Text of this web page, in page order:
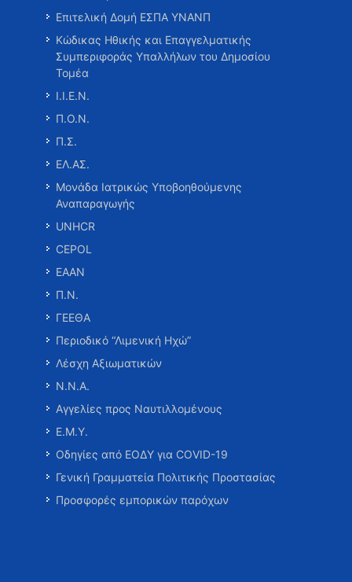
Επιτελική Δομή ΕΣΠΑ ΥΝΑΝΠ
Κώδικας Ηθικής και Επαγγελματικής
Συμπεριφοράς Υπαλλήλων του Δημοσίου
Τομέα
Ι.Ι.Ε.Ν.
Π.Ο.Ν.
Π.Σ.
ΕΛ.ΑΣ.
Μονάδα Ιατρικώς Υποβοηθούμενης
Αναπαραγωγής
UNHCR
CEPOL
ΕΑΑΝ
Π.Ν.
ΓΕΕΘΑ
Περιοδικό “Λιμενική Ηχώ”
Λέσχη Αξιωματικών
Ν.Ν.Α.
Αγγελίες προς Ναυτιλλομένους
Ε.Μ.Υ.
Οδηγίες από ΕΟΔΥ για COVID-19
Γενική Γραμματεία Πολιτικής Προστασίας
Προσφορές εμπορικών παρόχων